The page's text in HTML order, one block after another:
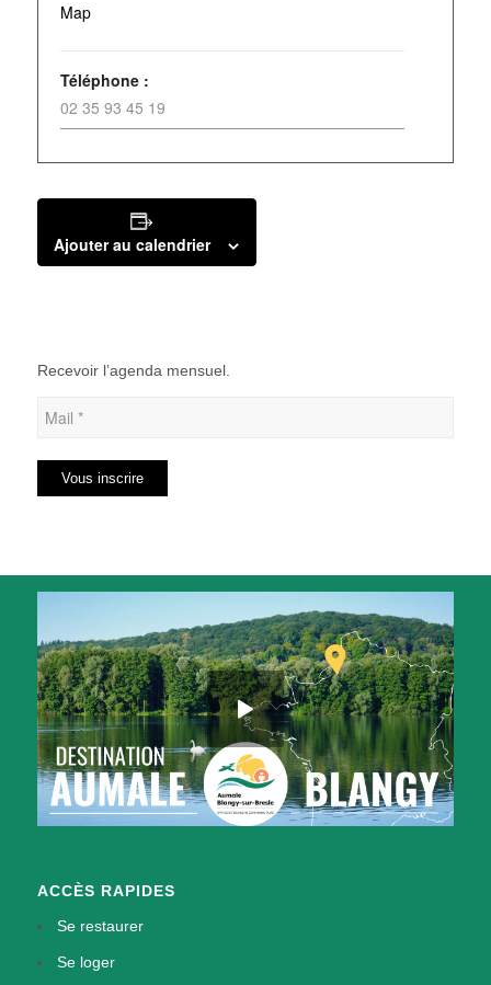
Map
Téléphone :
02 35 93 45 19
Ajouter au calendrier
Recevoir l’agenda mensuel.
ACCÈS RAPIDES
Se restaurer
Se loger